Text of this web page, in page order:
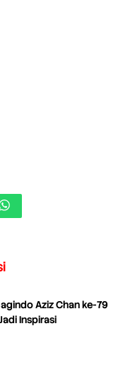
Aziz Chan ke-79
Inspirasi